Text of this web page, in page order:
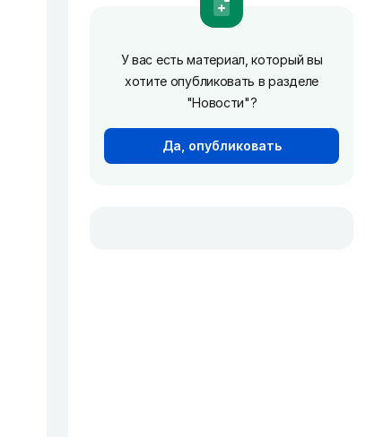
У вас есть материал, который вы
хотите опубликовать в разделе
"Новости"?
Да, опубликовать